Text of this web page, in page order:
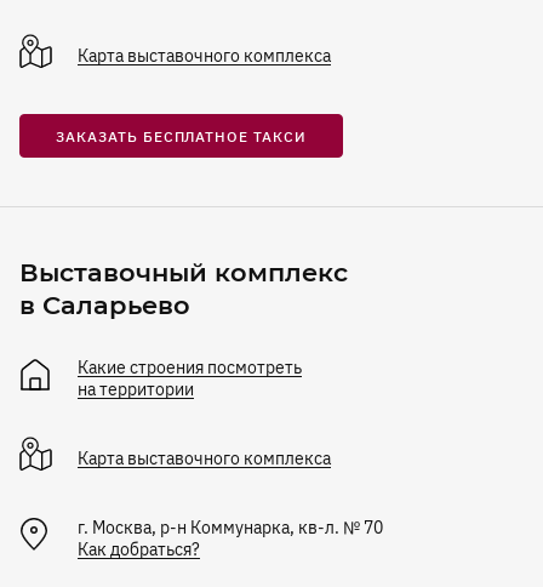
Карта выставочного комплекса
ЗАКАЗАТЬ БЕСПЛАТНОЕ ТАКСИ
Выставочный комплекс
в Саларьево
Какие строения посмотреть
на территории
Карта выставочного комплекса
г. Москва, р-н Коммунарка, кв-л. № 70
Как добраться?